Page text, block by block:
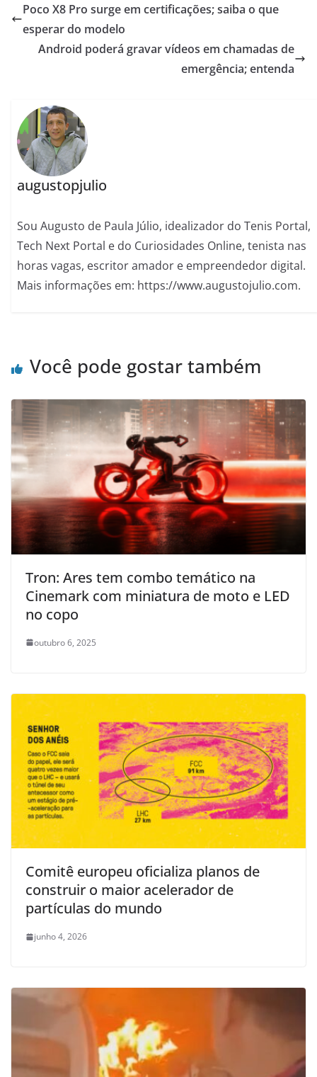
Poco X8 Pro surge em certificações; saiba o que
esperar do modelo
Android poderá gravar vídeos em chamadas de
emergência; entenda
augustopjulio
Sou Augusto de Paula Júlio, idealizador do Tenis Portal,
Tech Next Portal e do Curiosidades Online, tenista nas
horas vagas, escritor amador e empreendedor digital.
Mais informações em: https://www.augustojulio.com.
Você pode gostar também
Tron: Ares tem combo temático na
Cinemark com miniatura de moto e LED
no copo
outubro 6, 2025
Comitê europeu oficializa planos de
construir o maior acelerador de
partículas do mundo
junho 4, 2026